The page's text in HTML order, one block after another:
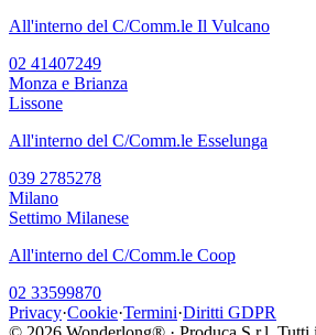
All'interno del C/Comm.le Il Vulcano
02 41407249
Monza e Brianza
Lissone
All'interno del C/Comm.le Esselunga
039 2785278
Milano
Settimo Milanese
All'interno del C/Comm.le Coop
02 33599870
Privacy·Cookie·Termini·Diritti GDPR